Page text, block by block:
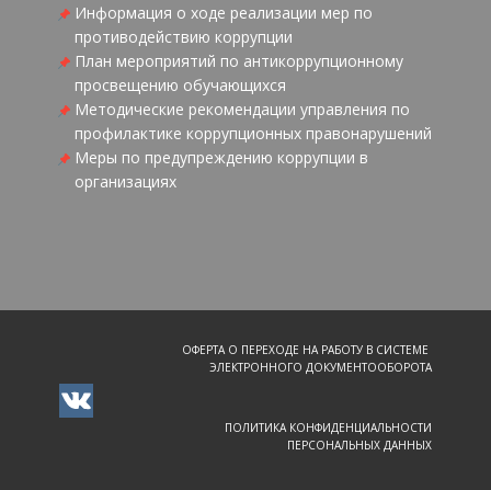
Информация о ходе реализации мер по
противодействию коррупции
План мероприятий по антикоррупционному
просвещению обучающихся
Методические рекомендации управления по
профилактике коррупционных правонарушений
Меры по предупреждению коррупции в
организациях
ОФЕРТА О ПЕРЕХОДЕ НА РАБОТУ В СИСТЕМЕ
ЭЛЕКТРОННОГО ДОКУМЕНТООБОРОТА
ПОЛИТИКА КОНФИДЕНЦИАЛЬНОСТИ
ПЕРСОНАЛЬНЫХ ДАННЫХ